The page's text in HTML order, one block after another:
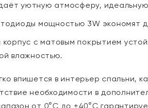
уютную атмосферу,
мощностью 3W экономят
с матовым покрытием
влажностью.
впишется в интерьер спальни,
необходимости в
от 0°C до +40°C